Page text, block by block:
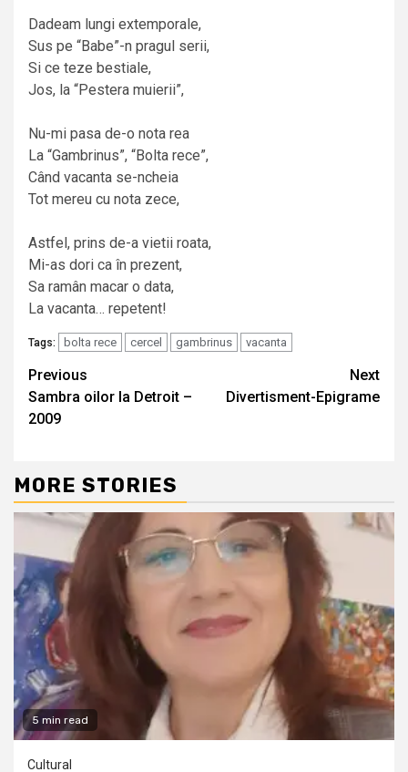
Dadeam lungi extemporale,
Sus pe “Babe”-n pragul serii,
Si ce teze bestiale,
Jos, la “Pestera muierii”,
Nu-mi pasa de-o nota rea
La “Gambrinus”, “Bolta rece”,
Când vacanta se-ncheia
Tot mereu cu nota zece,
Astfel, prins de-a vietii roata,
Mi-as dori ca în prezent,
Sa ramân macar o data,
La vacanta… repetent!
Tags: bolta rece cercel gambrinus vacanta
Continue
Reading
Previous
Sambra oilor la Detroit –
2009
Next
Divertisment-Epigrame
MORE STORIES
5 min read
Cultural